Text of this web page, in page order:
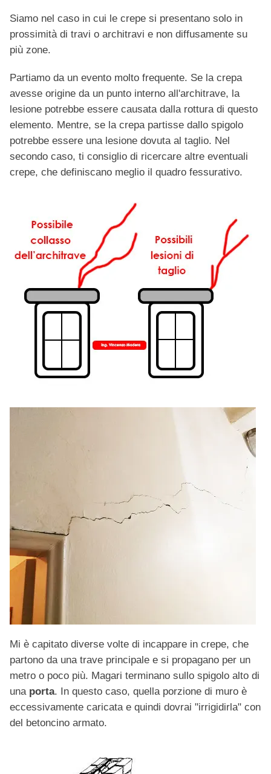
Siamo nel caso in cui le crepe si presentano solo in
prossimità di travi o architravi e non diffusamente su
più zone.
Partiamo da un evento molto frequente. Se la crepa
avesse origine da un punto interno all'architrave, la
lesione potrebbe essere causata dalla rottura di questo
elemento. Mentre, se la crepa partisse dallo spigolo
potrebbe essere una lesione dovuta al taglio. Nel
secondo caso, ti consiglio di ricercare altre eventuali
crepe, che definiscano meglio il quadro fessurativo.
Mi è capitato diverse volte di incappare in crepe, che
partono da una trave principale e si propagano per un
metro o poco più. Magari terminano sullo spigolo alto di
una porta. In questo caso, quella porzione di muro è
eccessivamente caricata e quindi dovrai "irrigidirla" con
del betoncino armato.